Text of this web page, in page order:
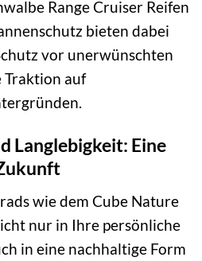
Range Cruiser Reifen
bieten dabei
vor unerwünschten
Traktion auf
Langlebigkeit: Eine
wie dem Cube Nature
nur in Ihre persönliche
in eine nachhaltige Form